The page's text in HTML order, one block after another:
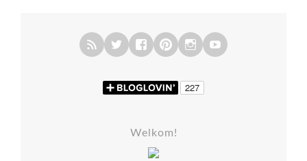
Welkom!